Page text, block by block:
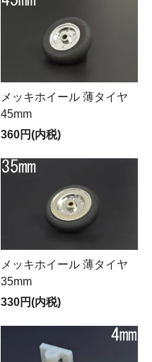
メッキホイール 薄タイヤ
45mm
360円(内税)
メッキホイール 薄タイヤ
35mm
330円(内税)